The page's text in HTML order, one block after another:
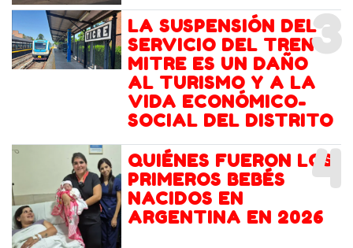
3
LA SUSPENSIÓN DEL
SERVICIO DEL TREN
MITRE ES UN DAÑO
AL TURISMO Y A LA
VIDA ECONÓMICO-
SOCIAL DEL DISTRITO
4
QUIÉNES FUERON LOS
PRIMEROS BEBÉS
NACIDOS EN
ARGENTINA EN 2026